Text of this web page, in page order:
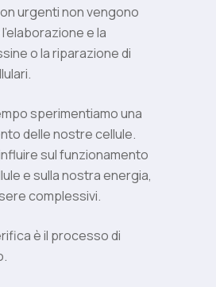
urgenti non vengono
e la
o la riparazione di
sperimentiamo una
delle nostre cellule.
sul funzionamento
e sulla nostra energia,
complessivi.
è il processo di